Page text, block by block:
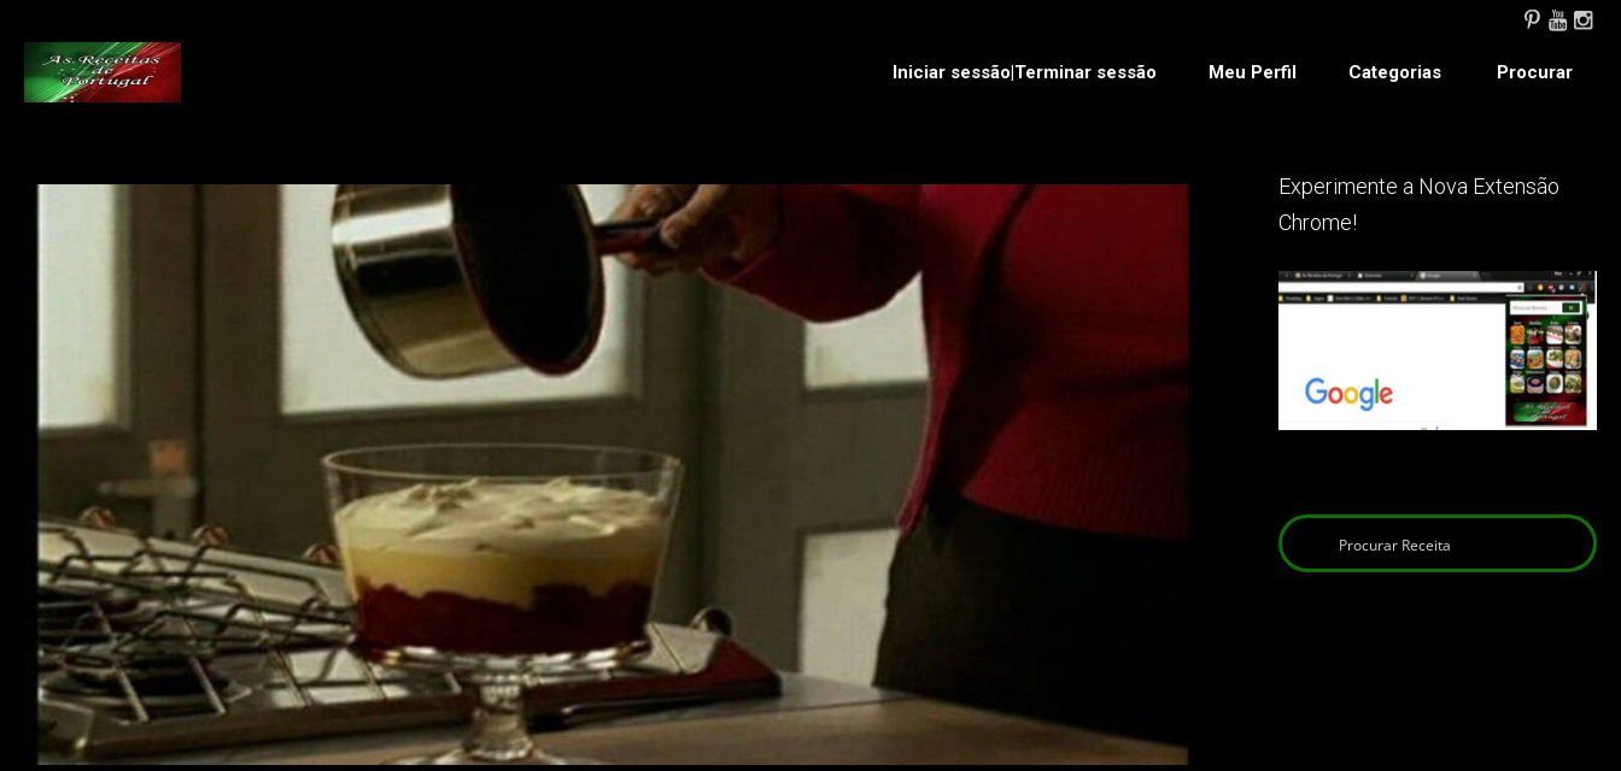
Iniciar sessão|Terminar sessão Meu Perfil Categorias Procurar
Experimente a Nova Extensão
Chrome!